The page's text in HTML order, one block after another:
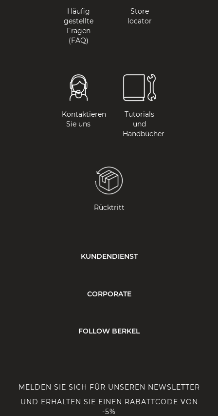
Häufig
gestellte
Fragen
(FAQ)
Store
locator
Kontaktieren
Sie uns
Tutorials
und
Handbücher
Rücktritt
KUNDENDIENST
CORPORATE
FOLLOW BERKEL
MELDEN SIE SICH FÜR UNSEREN NEWSLETTER
UND ERHALTEN SIE EINEN RABATTCODE VON
-5%